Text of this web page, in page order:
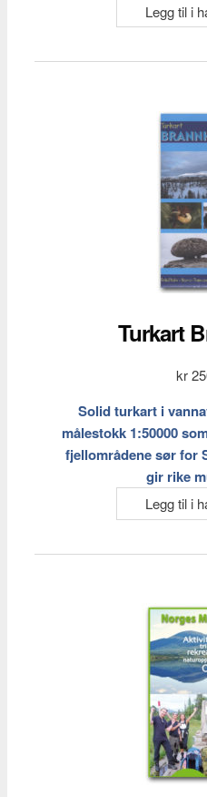
Legg til i
Turkart
kr
Solid turkart i
målestokk 1:50000
fjellområdene sør for
gir rike
Legg til i